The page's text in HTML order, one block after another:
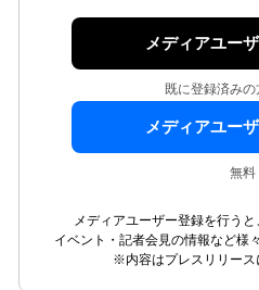
メディアユー
既に登録済みの
メディアユー
無料
メディアユーザー登録を行うと
イベント・記者会見の情報など様
※内容はプレスリリース